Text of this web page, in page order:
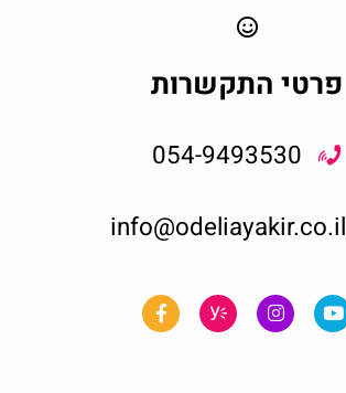
פרטי התקשרות
054-9493530
info@odeliayakir.co.il